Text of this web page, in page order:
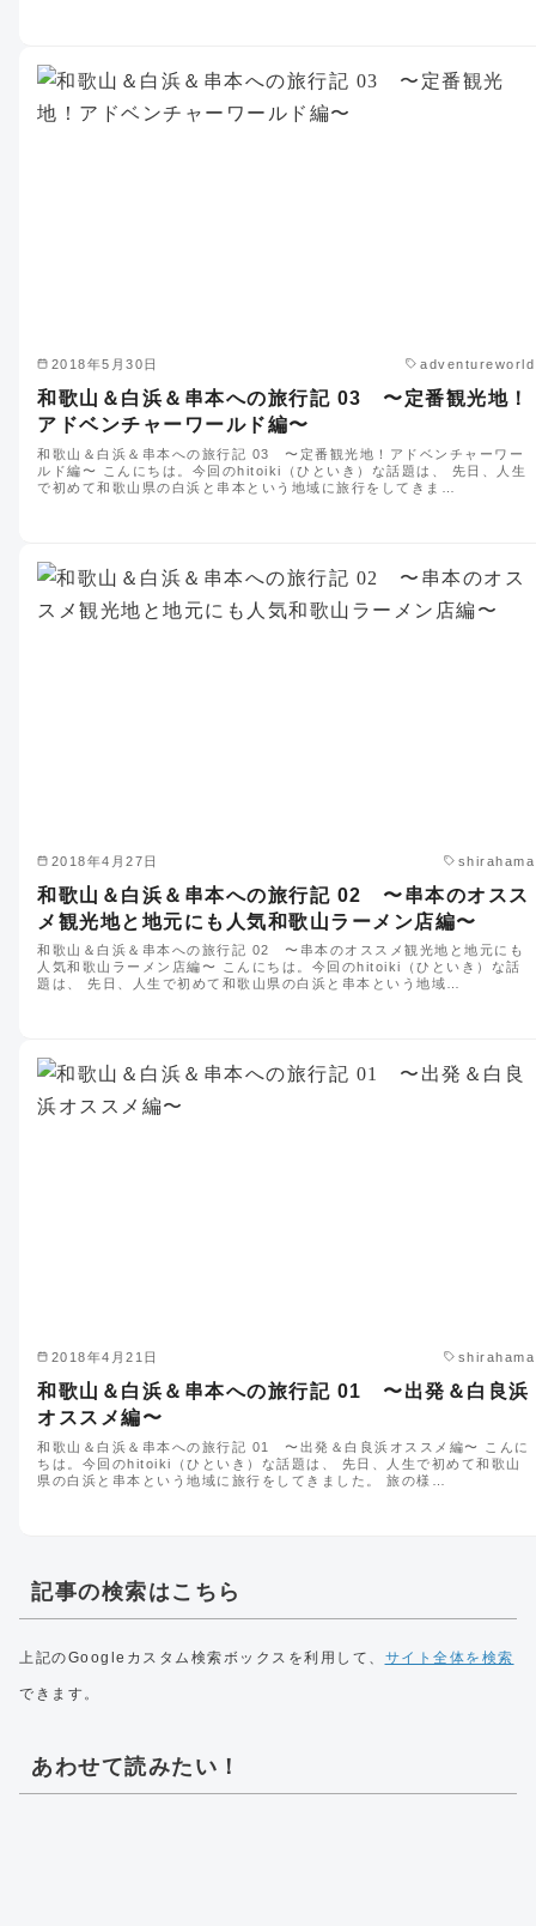
2018年5月30日 adventureworld
和歌山＆白浜＆串本への旅行記 03 〜定番観光地！
アドベンチャーワールド編〜
和歌山＆白浜＆串本への旅行記 03 〜定番観光地！アドベンチャーワー
ルド編〜 こんにちは。今回のhitoiki（ひといき）な話題は、 先日、人生
で初めて和歌山県の白浜と串本という地域に旅行をしてきま…
2018年4月27日 shirahama
和歌山＆白浜＆串本への旅行記 02 〜串本のオスス
メ観光地と地元にも人気和歌山ラーメン店編〜
和歌山＆白浜＆串本への旅行記 02 〜串本のオススメ観光地と地元にも
人気和歌山ラーメン店編〜 こんにちは。今回のhitoiki（ひといき）な話
題は、 先日、人生で初めて和歌山県の白浜と串本という地域…
2018年4月21日 shirahama
和歌山＆白浜＆串本への旅行記 01 〜出発＆白良浜
オススメ編〜
和歌山＆白浜＆串本への旅行記 01 〜出発＆白良浜オススメ編〜 こんに
ちは。今回のhitoiki（ひといき）な話題は、 先日、人生で初めて和歌山
県の白浜と串本という地域に旅行をしてきました。 旅の様…
記事の検索はこちら
上記のGoogleカスタム検索ボックスを利用して、 サイト全体を検索
できます。
あわせて読みたい！